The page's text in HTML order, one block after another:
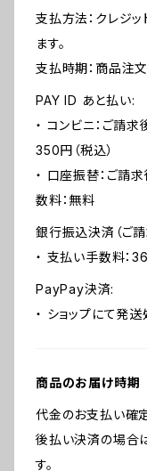
支払方法：クレジ
ます。
支払時期：商品注
PAY ID あと払い:
・ コンビニ：ご請
350円（税込）
・ 口座振替：ご請
数料：無料
銀行振込決済（ご
・ 支払い手数料：
PayPay決済:
・ ショップにて発
商品のお届け時期
代金のお支払い確
後払い決済の場合
す。